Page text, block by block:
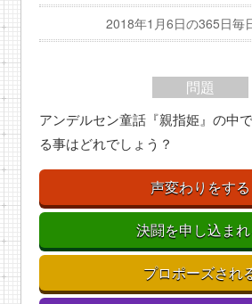
2018年1月6日の365日毎
問題
アンデルセン童話『親指姫』の中
る事はどれでしょう？
声変わりをする
決闘を申し込ま
プロポーズされ